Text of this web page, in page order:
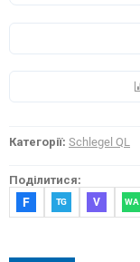
Категорії: Schlegel QL
Поділитися:
F TG V WA